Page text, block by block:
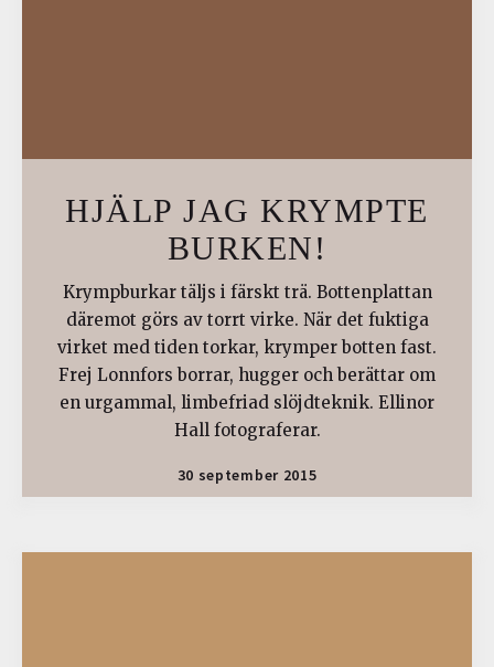
HJÄLP JAG KRYMPTE
BURKEN!
Krympburkar täljs i färskt trä. Bottenplattan
däremot görs av torrt virke. När det fuktiga
virket med tiden torkar, krymper botten fast.
Frej Lonnfors borrar, hugger och berättar om
en urgammal, limbefriad slöjdteknik. Ellinor
Hall fotograferar.
30 september 2015